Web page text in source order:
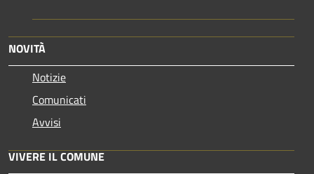
NOVITÀ
Notizie
Comunicati
Avvisi
VIVERE IL COMUNE